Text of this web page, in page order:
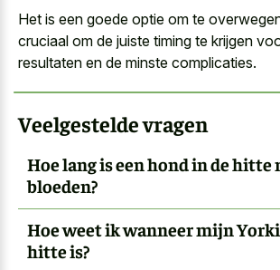
Het is een goede optie om te
cruciaal om de juiste timing te krijgen
resultaten en de minste complicaties.
Veelgestelde vragen
Hoe lang is een hond in de hitte
bloeden?
Hoe weet ik wanneer mijn
hitte is?